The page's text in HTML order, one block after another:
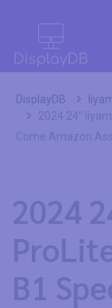
DisplayDB
2024 24"
Come Amazon
2024
B1